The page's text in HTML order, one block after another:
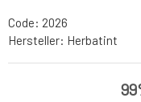
Code: 2026
Hersteller: Herbatint